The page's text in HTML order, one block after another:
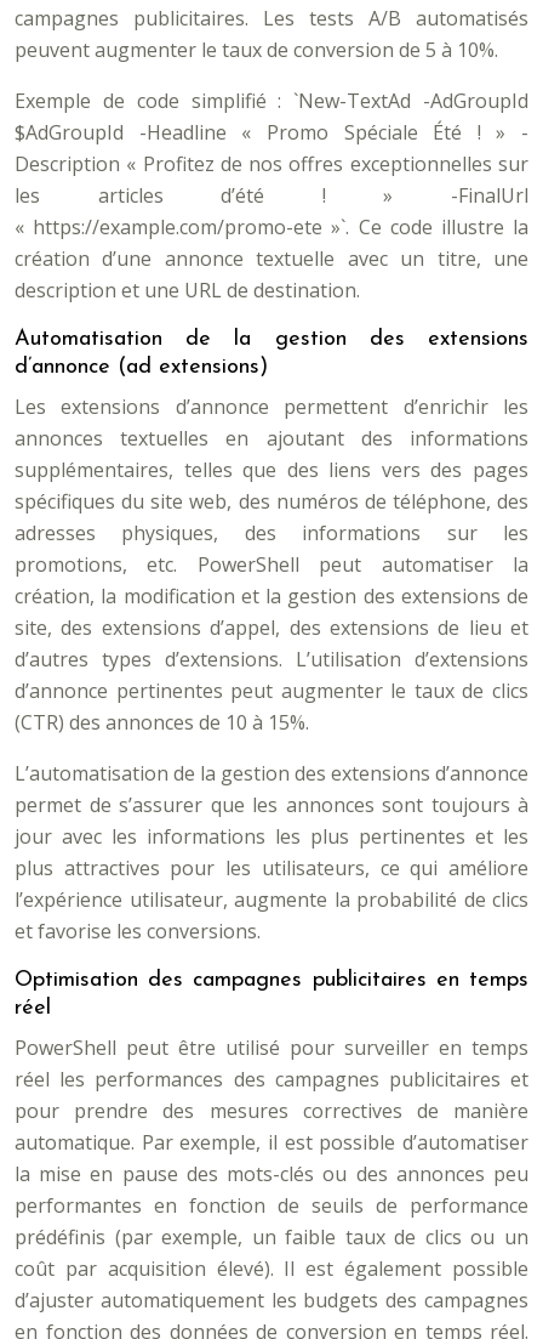
campagnes publicitaires. Les tests A/B automatisés
peuvent augmenter le taux de conversion de 5 à 10%.
Exemple de code simplifié : `New-TextAd -AdGroupId
$AdGroupId -Headline « Promo Spéciale Été ! » -
Description « Profitez de nos offres exceptionnelles sur
les articles d’été ! » -FinalUrl
« https://example.com/promo-ete »`. Ce code illustre la
création d’une annonce textuelle avec un titre, une
description et une URL de destination.
Automatisation de la gestion des extensions
d’annonce (ad extensions)
Les extensions d’annonce permettent d’enrichir les
annonces textuelles en ajoutant des informations
supplémentaires, telles que des liens vers des pages
spécifiques du site web, des numéros de téléphone, des
adresses physiques, des informations sur les
promotions, etc. PowerShell peut automatiser la
création, la modification et la gestion des extensions de
site, des extensions d’appel, des extensions de lieu et
d’autres types d’extensions. L’utilisation d’extensions
d’annonce pertinentes peut augmenter le taux de clics
(CTR) des annonces de 10 à 15%.
L’automatisation de la gestion des extensions d’annonce
permet de s’assurer que les annonces sont toujours à
jour avec les informations les plus pertinentes et les
plus attractives pour les utilisateurs, ce qui améliore
l’expérience utilisateur, augmente la probabilité de clics
et favorise les conversions.
Optimisation des campagnes publicitaires en temps
réel
PowerShell peut être utilisé pour surveiller en temps
réel les performances des campagnes publicitaires et
pour prendre des mesures correctives de manière
automatique. Par exemple, il est possible d’automatiser
la mise en pause des mots-clés ou des annonces peu
performantes en fonction de seuils de performance
prédéfinis (par exemple, un faible taux de clics ou un
coût par acquisition élevé). Il est également possible
d’ajuster automatiquement les budgets des campagnes
en fonction des données de conversion en temps réel.